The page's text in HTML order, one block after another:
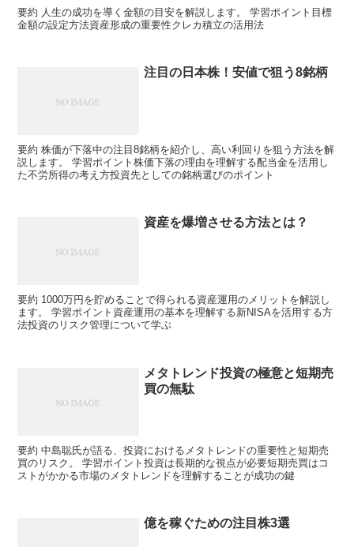
要約 人生の成功を導く金額の目安を解説します。 学習ポイント目標
金額の設定方法資産形成の重要性クレカ積立の活用法
注目の日本株！安値で狙う8銘柄
要約 株価が下落中の注目8銘柄を紹介し、高い利回りを狙う方法を解
説します。 学習ポイント株価下落の理由を理解する配当金を活用し
た不労所得の考え方投資先としての銘柄選びのポイント
資産を爆増させる方法とは？
要約 1000万円を貯めることで得られる資産運用のメリットを解説し
ます。 学習ポイント資産運用の基本を理解する新NISAを活用する方
法投資のリスク管理について学ぶ
メタトレンド投資の極意と短期売
買の無駄
要約 中島聡氏が語る、投資におけるメタトレンドの重要性と短期売
買のリスク。 学習ポイント投資は長期的な視点が必要短期売買はコ
ストがかかる市場のメタトレンドを理解することが成功の鍵
億を稼ぐための注目株3選